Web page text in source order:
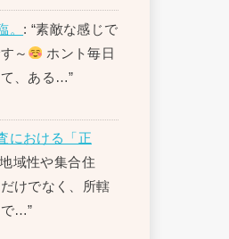
。 : “素敵な感じで
～
ホント毎日
て、ある…”
における「正
域性や集合住
けでなく、所轄
で…”